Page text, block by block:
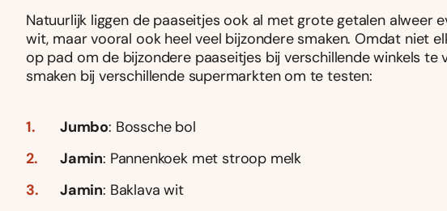
Natuurlijk liggen de paaseitjes ook al met grote getalen alweer
wit, maar vooral ook heel veel bijzondere smaken. Omdat niet
op pad om de bijzondere paaseitjes bij verschillende winkels te
smaken bij verschillende supermarkten om te testen:
Jumbo: Bossche bol
Jamin: Pannenkoek met stroop melk
Jamin: Baklava wit